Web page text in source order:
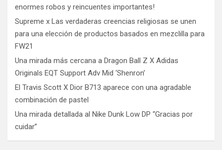
enormes robos y reincuentes importantes!
Supreme x Las verdaderas creencias religiosas se unen
para una elección de productos basados ​​en mezclilla para
FW21
Una mirada más cercana a Dragon Ball Z X Adidas
Originals EQT Support Adv Mid ‘Shenron’
El Travis Scott X Dior B713 aparece con una agradable
combinación de pastel
Una mirada detallada al Nike Dunk Low DP “Gracias por
cuidar”